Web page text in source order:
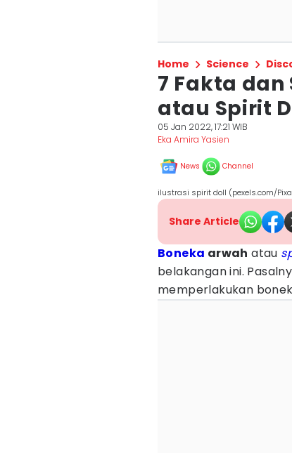
Home Science
7 Fakta dan
atau Spirit
05 Jan 2022, 17:21 WIB
Eka Amira Yasien
News Channel
ilustrasi spirit doll (pexels.com/
Share Article
Boneka arwah atau
belakangan ini.
memperlakukan